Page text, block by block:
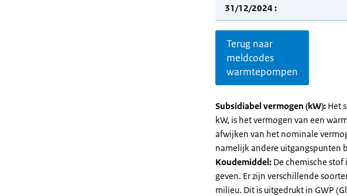
31/12/2024 :
Terug naar
meldcodes
warmtepompen
Subsidiabel vermogen (kW): Het
kW, is het vermogen van een
afwijken van het nominale
namelijk andere uitgangspunten
Koudemiddel: De chemische
geven. Er zijn verschillende
milieu. Dit is uitgedrukt in GWP